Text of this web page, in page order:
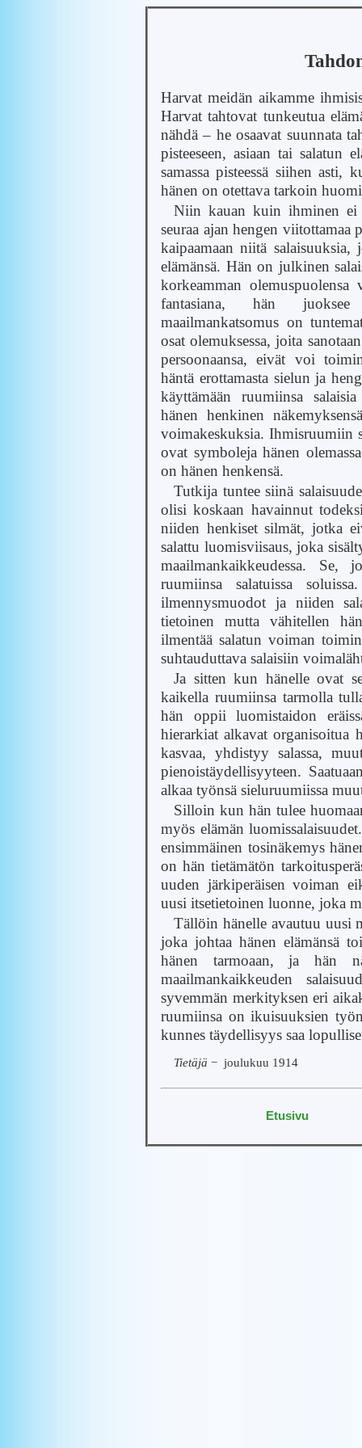
Harvat meidän aikamme
Harvat tahtovat tunkeutua
nähdä – he osaavat suunnata
pisteeseen, asiaan tai salatun
samassa pisteessä siihen asti,
hänen on otettava tarkoin
Niin kauan kuin ihminen ei
seuraa ajan hengen viitottamaa
kaipaamaan niitä
elämänsä. Hän on julkinen
korkeamman
fantasiana, hän juoksee
maailmankatsomus on
osat olemuksessa, joita
persoonaansa, eivät voi
häntä erottamasta sielun ja
käyttämään ruumiinsa
hänen henkinen
voimakeskuksia. Ihmisruumiin
ovat symboleja hänen
on hänen henkensä.
Tutkija tuntee siinä
olisi koskaan havainnut
niiden henkiset silmät, jotka
salattu luomisviisaus, joka
maailmankaikkeudessa.
ruumiinsa salatuissa
ilmennysmuodot ja niiden
tietoinen mutta vähitellen
ilmentää salatun voiman
suhtauduttava salaisiin
Ja sitten kun hänelle ovat
kaikella ruumiinsa tarmolla
hän oppii luomistaidon
hierarkiat alkavat organisoitua
kasvaa, yhdistyy salassa,
pienoistäydellisyyteen.
alkaa työnsä sieluruumiissa
Silloin kun hän tulee
myös elämän
ensimmäinen tosinäkemys
on hän tietämätön
uuden järkiperäisen voiman
uusi itsetietoinen luonne, joka
Tällöin hänelle avautuu uusi
joka johtaa hänen elämänsä
hänen tarmoaan, ja hän
maailmankaikkeuden
syvemmän merkityksen eri
ruumiinsa on ikuisuuksien
kunnes täydellisyys saa
Tietäjä − joulukuu 1914
Etusivu